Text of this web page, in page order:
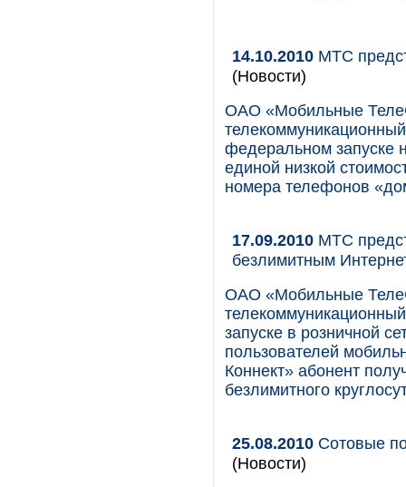
14.10.2010 МТС
(Новости)
ОАО «Мобильные
федеральном запуске
единой низкой
номера телефонов
17.09.2010 МТС
безлимитным
ОАО «Мобильные
запуске в розничной
пользователей
Коннект» абонент
безлимитного
25.08.2010 Сотовые
(Новости)